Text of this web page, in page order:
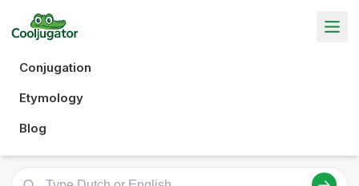
Conjugation
Etymology
Blog